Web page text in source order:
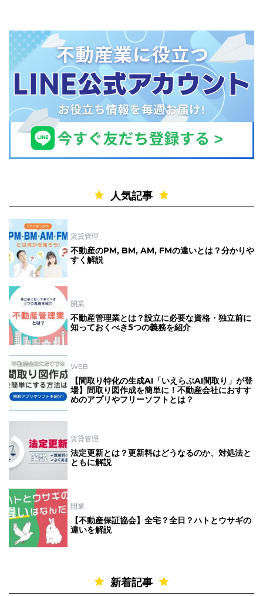
人気記事
賃貸管理
不動産のPM, BM, AM, FMの違いとは？分かりや
すく解説
開業
不動産管理業とは？設立に必要な資格・独立前に
知っておくべき5つの義務を紹介
WEB
【間取り特化の生成AI「いえらぶAI間取り」が登
場】間取り図作成を簡単に！不動産会社におすす
めのアプリやフリーソフトとは？
賃貸管理
法定更新とは？更新料はどうなるのか、対処法と
ともに解説
開業
【不動産保証協会】全宅？全日？ハトとウサギの
違いを解説
新着記事